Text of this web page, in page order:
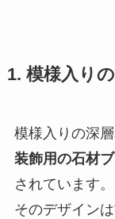
1. 模様入り
模様入りの深
装飾用の石材
されています。
そのデザイン